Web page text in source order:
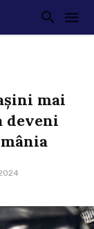
mai
deveni